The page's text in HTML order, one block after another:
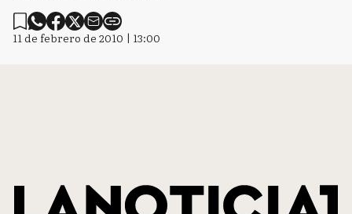
11 de febrero de 2010 | 13:00